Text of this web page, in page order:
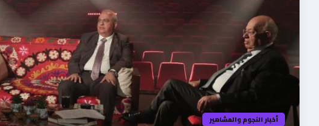
أخبار النجوم والمشاهير